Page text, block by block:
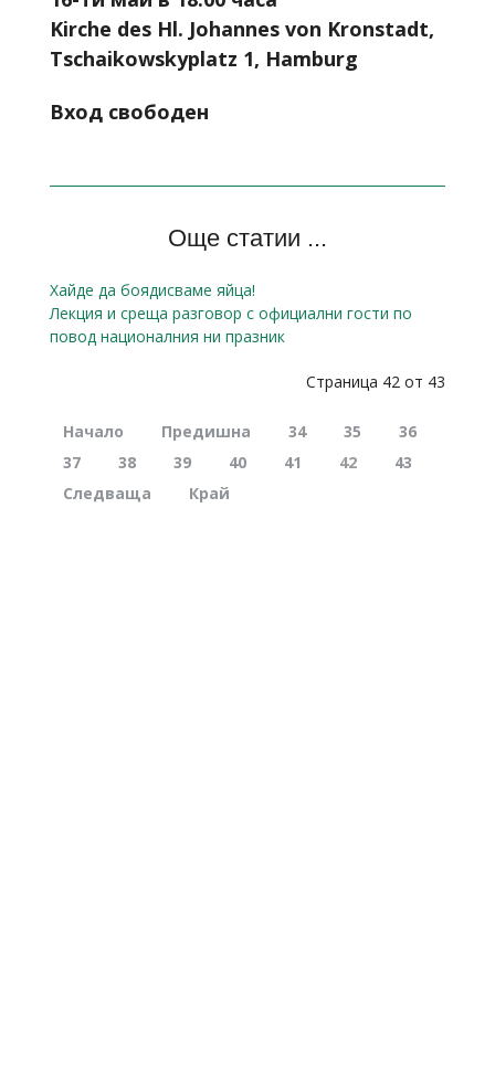
Kirche des Hl. Johannes von Kronstadt,
Tschaikowskyplatz 1, Hamburg
Вход свободен
Още статии ...
Хайде да боядисваме яйца!
Лекция и среща разговор с официални гости по
повод националния ни празник
Страница 42 от 43
Начало Предишна 34 35
36
37
38 39 40 41 42
43
Следваща
Край